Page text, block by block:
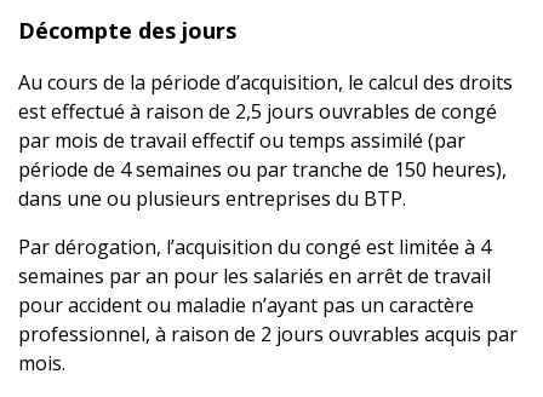
Décompte des jours
Au cours de la période d’acquisition, le calcul des droits
est effectué à raison de 2,5 jours ouvrables de congé
par mois de travail effectif ou temps assimilé (par
période de 4 semaines ou par tranche de 150 heures),
dans une ou plusieurs entreprises du BTP.
Par dérogation, l’acquisition du congé est limitée à 4
semaines par an pour les salariés en arrêt de travail
pour accident ou maladie n’ayant pas un caractère
professionnel, à raison de 2 jours ouvrables acquis par
mois.